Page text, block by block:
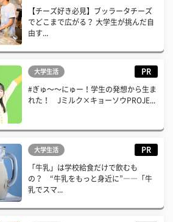
【チーズ好き必見】ブッラータチーズ
でどこまで広がる？ 大学生が挑んだ自
由す...
大学生活 PR
#ぎゅ〜〜にゅー！学生の発想から生ま
れた！ Jミルク×キョーソウPROJE...
大学生活 PR
「牛乳」は学校給食だけで飲むも
の？ “牛乳をもっと身近に”――「牛
乳でスマ...